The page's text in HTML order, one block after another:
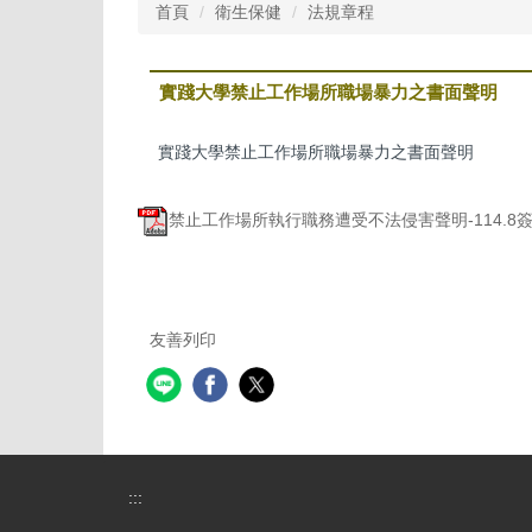
首頁 衛生保健 法規章程
實踐大學禁止工作場所職場暴力之書面聲明
實踐大學禁止工作場所職場暴力之書面聲明
禁止工作場所執行職務遭受不法侵害聲明-114.8
友善列印
:::